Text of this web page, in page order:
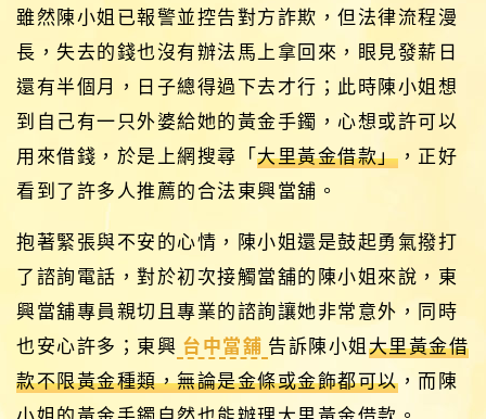
雖然陳小姐已報警並控告對方詐欺，但法律流程漫
長，失去的錢也沒有辦法馬上拿回來，眼見發薪日
還有半個月，日子總得過下去才行；此時陳小姐想
到自己有一只外婆給她的黃金手鐲，心想或許可以
用來借錢，於是上網搜尋「大里黃金借款」，正好
看到了許多人推薦的合法東興當舖。
抱著緊張與不安的心情，陳小姐還是鼓起勇氣撥打
了諮詢電話，對於初次接觸當舖的陳小姐來說，東
興當舖專員親切且專業的諮詢讓她非常意外，同時
也安心許多；東興 台中當舖 告訴陳小姐大里黃金借
款不限黃金種類，無論是金條或金飾都可以，而陳